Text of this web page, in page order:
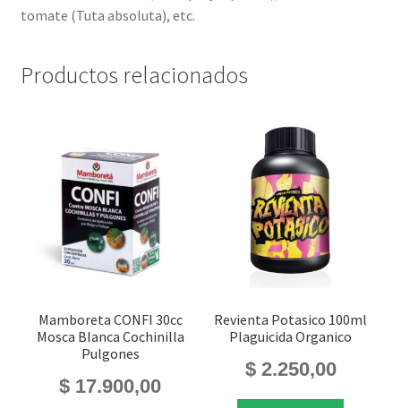
tomate (Tuta absoluta), etc.
Productos relacionados
Mamboreta CONFI 30cc
Mosca Blanca Cochinilla
Pulgones
$ 17.900,00
Revienta Potasico 100ml
Plaguicida Organico
$2.250,00